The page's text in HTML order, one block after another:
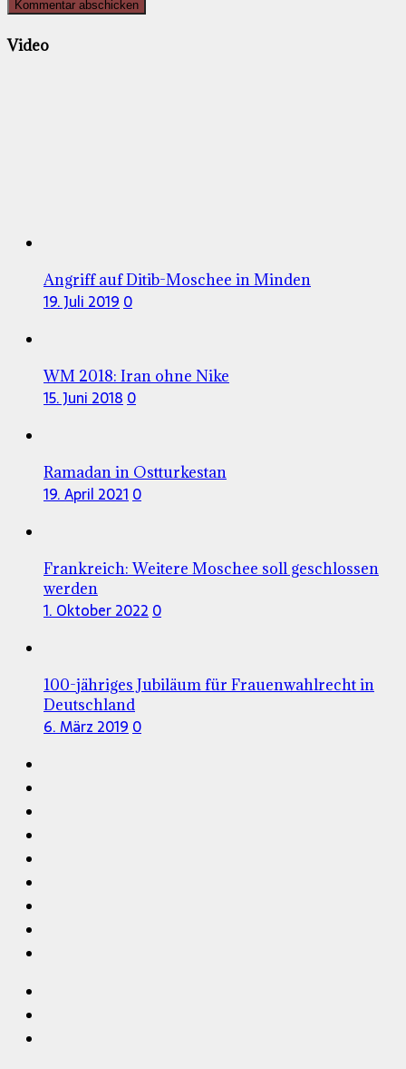
Video
Angriff auf Ditib-Moschee in Minden
19. Juli 2019 0
WM 2018: Iran ohne Nike
15. Juni 2018 0
Ramadan in Ostturkestan
19. April 2021 0
Frankreich: Weitere Moschee soll geschlossen
werden
1. Oktober 2022 0
100-jähriges Jubiläum für Frauenwahlrecht in
Deutschland
6. März 2019 0